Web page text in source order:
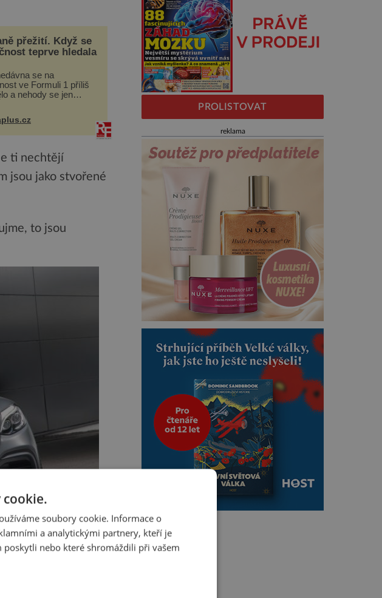
přežití. Když se
teprve hledala
se na
ve Formuli 1 příliš
a nehody se jen
nebo bohužel i ztrátou
nepochopiteln...
ti nechtějí
jsou jako stvořené
to jsou
které jsou
PROLISTOVAT
reklama
soubory cookie. Informace o
a analytickými partnery, kteří je
nebo které shromáždili při vašem